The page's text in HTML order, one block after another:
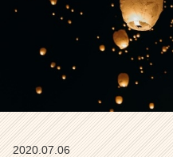
タ
イ
ム
ラ
イ
|
2020.07.06